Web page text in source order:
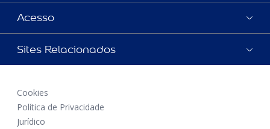
Acesso
Sites Relacionados
Cookies
Política de Privacidade
Jurídico